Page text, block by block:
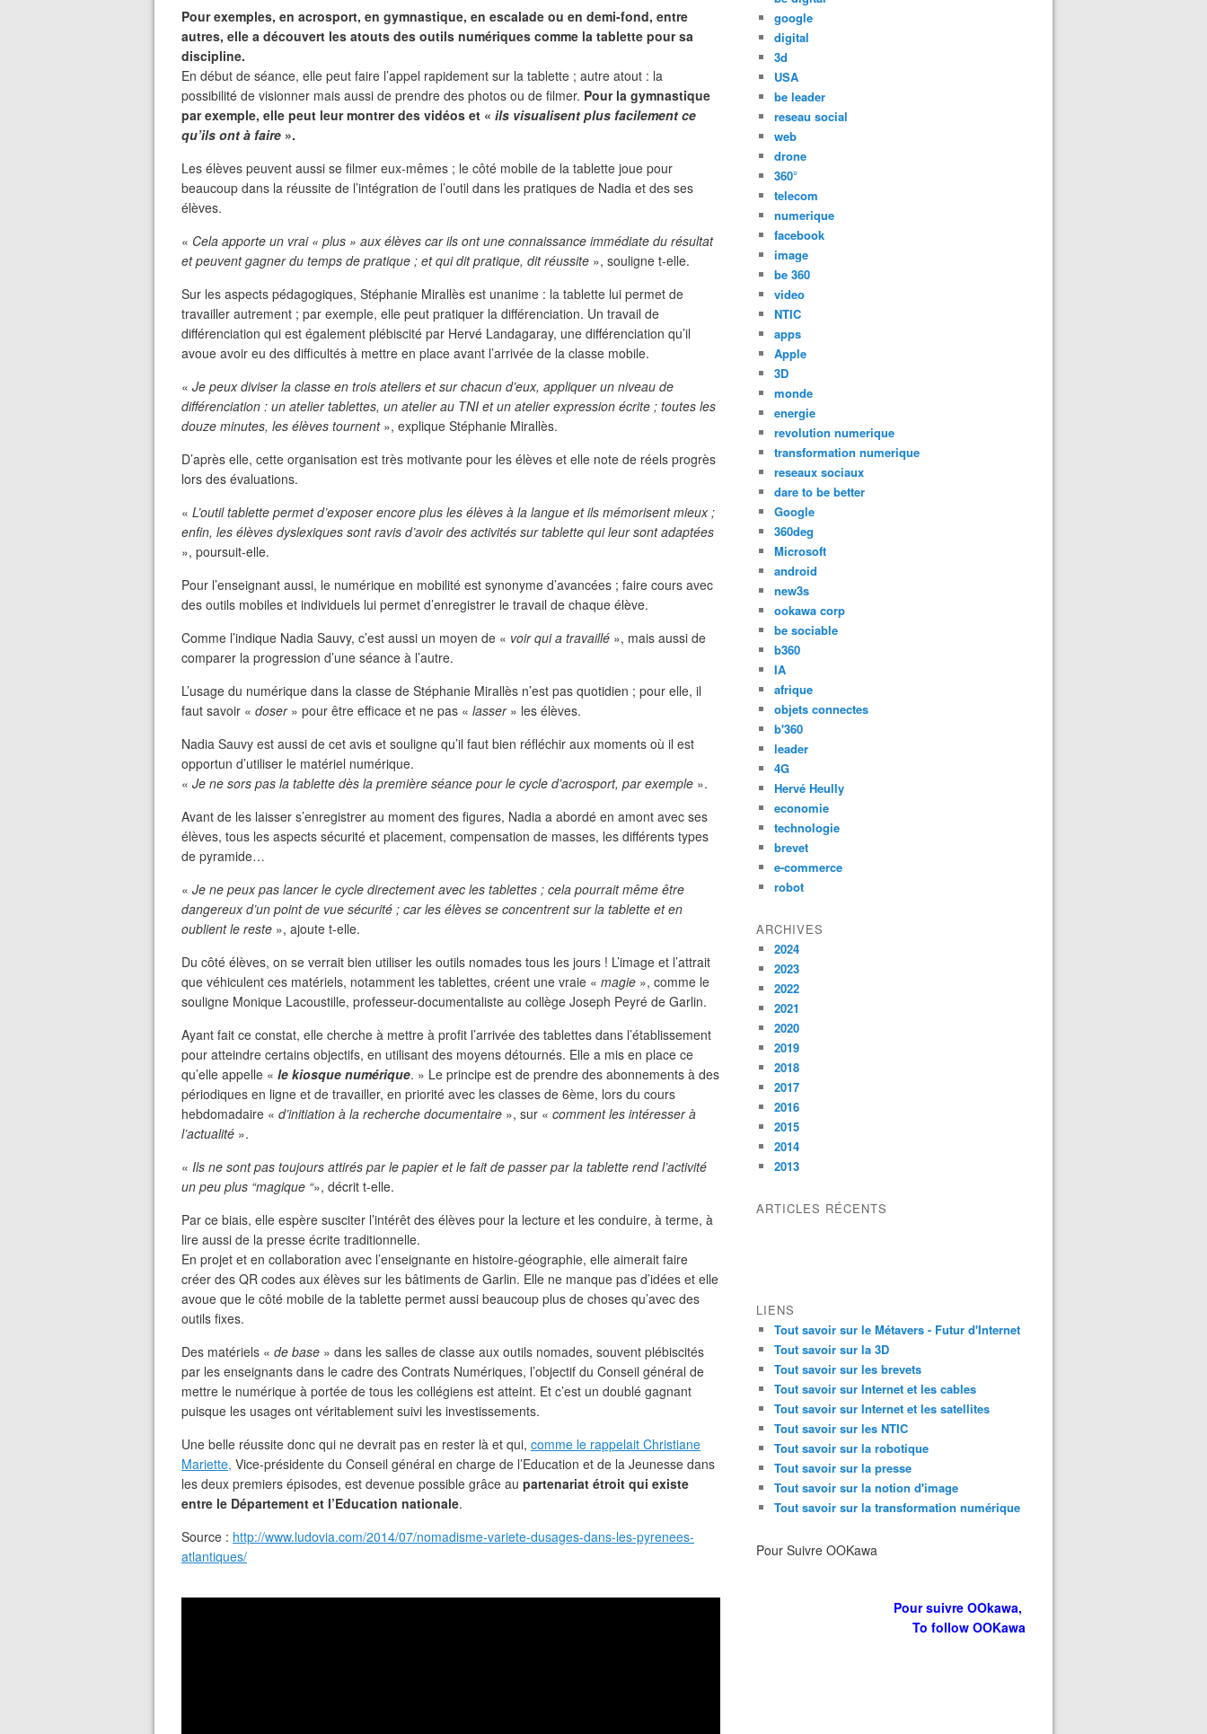
Pour exemples, en acrosport, en gymnastique, en escalade ou en demi-fond, entre
autres, elle a découvert les atouts des outils numériques comme la tablette pour sa
discipline.
En début de séance, elle peut faire l’appel rapidement sur la tablette ; autre atout : la
possibilité de visionner mais aussi de prendre des photos ou de filmer. Pour la gymnastique
par exemple, elle peut leur montrer des vidéos et « ils visualisent plus facilement ce
qu’ils ont à faire ».
Les élèves peuvent aussi se filmer eux-mêmes ; le côté mobile de la tablette joue pour
beaucoup dans la réussite de l’intégration de l’outil dans les pratiques de Nadia et des ses
élèves.
« Cela apporte un vrai « plus » aux élèves car ils ont une connaissance immédiate du résultat
et peuvent gagner du temps de pratique ; et qui dit pratique, dit réussite », souligne t-elle.
Sur les aspects pédagogiques, Stéphanie Mirallès est unanime : la tablette lui permet de
travailler autrement ; par exemple, elle peut pratiquer la différenciation. Un travail de
différenciation qui est également plébiscité par Hervé Landagaray, une différenciation qu’il
avoue avoir eu des difficultés à mettre en place avant l’arrivée de la classe mobile.
« Je peux diviser la classe en trois ateliers et sur chacun d’eux, appliquer un niveau de
différenciation : un atelier tablettes, un atelier au TNI et un atelier expression écrite ; toutes les
douze minutes, les élèves tournent », explique Stéphanie Mirallès.
D’après elle, cette organisation est très motivante pour les élèves et elle note de réels progrès
lors des évaluations.
« L’outil tablette permet d’exposer encore plus les élèves à la langue et ils mémorisent mieux ;
enfin, les élèves dyslexiques sont ravis d’avoir des activités sur tablette qui leur sont adaptées
», poursuit-elle.
Pour l’enseignant aussi, le numérique en mobilité est synonyme d’avancées ; faire cours avec
des outils mobiles et individuels lui permet d’enregistrer le travail de chaque élève.
Comme l’indique Nadia Sauvy, c’est aussi un moyen de « voir qui a travaillé », mais aussi de
comparer la progression d’une séance à l’autre.
L’usage du numérique dans la classe de Stéphanie Mirallès n’est pas quotidien ; pour elle, il
faut savoir « doser» pour être efficace et ne pas « lasser» les élèves.
Nadia Sauvy est aussi de cet avis et souligne qu’il faut bien réfléchir aux moments où il est
opportun d’utiliser le matériel numérique.
« Je ne sors pas la tablette dès la première séance pour le cycle d’acrosport, par exemple ».
Avant de les laisser s’enregistrer au moment des figures, Nadia a abordé en amont avec ses
élèves, tous les aspects sécurité et placement, compensation de masses, les différents types
de pyramide…
« Je ne peux pas lancer le cycle directement avec les tablettes ; cela pourrait même être
dangereux d’un point de vue sécurité ; car les élèves se concentrent sur la tablette et en
oublient le reste », ajoute t-elle.
Du côté élèves, on se verrait bien utiliser les outils nomades tous les jours ! L’image et l’attrait
que véhiculent ces matériels, notamment les tablettes, créent une vraie « magie », comme le
souligne Monique Lacoustille, professeur-documentaliste au collège Joseph Peyré de Garlin.
Ayant fait ce constat, elle cherche à mettre à profit l’arrivée des tablettes dans l’établissement
pour atteindre certains objectifs, en utilisant des moyens détournés. Elle a mis en place ce
qu’elle appelle « le kiosque numérique. » Le principe est de prendre des abonnements à des
périodiques en ligne et de travailler, en priorité avec les classes de 6ème, lors du cours
hebdomadaire « d’initiation à la recherche documentaire », sur « comment les intéresser à
l’actualité ».
« Ils ne sont pas toujours attirés par le papier et le fait de passer par la tablette rend l’activité
un peu plus “magique “», décrit t-elle.
Par ce biais, elle espère susciter l’intérêt des élèves pour la lecture et les conduire, à terme, à
lire aussi de la presse écrite traditionnelle.
En projet et en collaboration avec l’enseignante en histoire-géographie, elle aimerait faire
créer des QR codes aux élèves sur les bâtiments de Garlin. Elle ne manque pas d’idées et elle
avoue que le côté mobile de la tablette permet aussi beaucoup plus de choses qu’avec des
outils fixes.
Des matériels « de base » dans les salles de classe aux outils nomades, souvent plébiscités
par les enseignants dans le cadre des Contrats Numériques, l’objectif du Conseil général de
mettre le numérique à portée de tous les collégiens est atteint. Et c’est un doublé gagnant
puisque les usages ont véritablement suivi les investissements.
Une belle réussite donc qui ne devrait pas en rester là et qui, comme le rappelait Christiane
Mariette, Vice-présidente du Conseil général en charge de l’Education et de la Jeunesse dans
les deux premiers épisodes, est devenue possible grâce au partenariat étroit qui existe
entre le Département et l’Education nationale.
Source : http://www.ludovia.com/2014/07/nomadisme-variete-dusages-dans-les-pyrenees-
atlantiques/
google
digital
3d
USA
be leader
reseau social
web
drone
360°
telecom
numerique
facebook
image
be 360
video
NTIC
apps
Apple
3D
monde
energie
revolution numerique
transformation numerique
reseaux sociaux
dare to be better
Google
360deg
Microsoft
android
new3s
ookawa corp
be sociable
b360
IA
afrique
objets connectes
b'360
leader
4G
Hervé Heully
economie
technologie
brevet
e-commerce
robot
ARCHIVES
2024
2023
2022
2021
2020
2019
2018
2017
2016
2015
2014
2013
ARTICLES RÉCENTS
LIENS
Tout savoir sur le Métavers - Futur d'Internet
Tout savoir sur la 3D
Tout savoir sur les brevets
Tout savoir sur Internet et les cables
Tout savoir sur Internet et les satellites
Tout savoir sur les NTIC
Tout savoir sur la robotique
Tout savoir sur la presse
Tout savoir sur la notion d'image
Tout savoir sur la transformation numérique
Pour Suivre OOKawa
Pour suivre OOkawa,
To follow OOKawa